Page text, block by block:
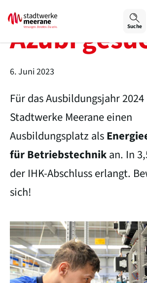
Suche
Azubi
6. Juni 2023
Für das Ausbildungsjahr
Stadtwerke Meerane einen
Ausbildungsplatz als
für Betriebstechnikan. In
der IHK-Abschluss erlangt.
sich!
Schrift
Schrift
Wortabstand
Wortabstand
Zeilenabstand
Graustufen
Großer